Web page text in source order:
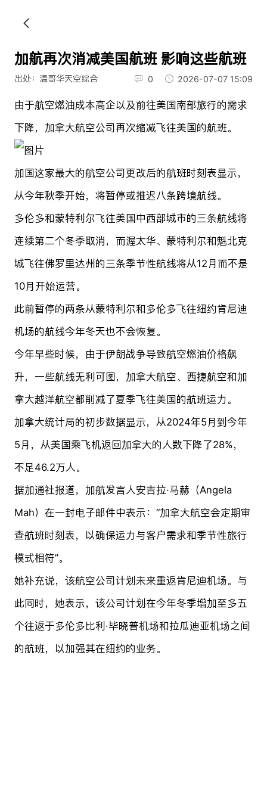
加航再次消减美国航班 影响这些航班
出处：温哥华天空综合 0 2026-07-07 15:09
由于航空燃油成本高企以及前往美国南部旅行的需求
下降，加拿大航空公司再次缩减飞往美国的航班。
加国这家最大的航空公司更改后的航班时刻表显示，
从今年秋季开始，将暂停或推迟八条跨境航线。
多伦多和蒙特利尔飞往美国中西部城市的三条航线将
连续第二个冬季取消，而渥太华、蒙特利尔和魁北克
城飞往佛罗里达州的三条季节性航线将从12月而不是
10月开始运营。
此前暂停的两条从蒙特利尔和多伦多飞往纽约肯尼迪
机场的航线今年冬天也不会恢复。
今年早些时候，由于伊朗战争导致航空燃油价格飙
升，一些航线无利可图，加拿大航空、西捷航空和加
拿大越洋航空都削减了夏季飞往美国的航班运力。
加拿大统计局的初步数据显示，从2024年5月到今年
5月，从美国乘飞机返回加拿大的人数下降了28%，
不足46.2万人。
据加通社报道，加航发言人安吉拉·马赫（Angela
Mah）在一封电子邮件中表示：“加拿大航空会定期审
查航班时刻表，以确保运力与客户需求和季节性旅行
模式相符”。
她补充说，该航空公司计划未来重返肯尼迪机场。与
此同时，她表示，该公司计划在今年冬季增加至多五
个往返于多伦多比利·毕晓普机场和拉瓜迪亚机场之间
的航班，以加强其在纽约的业务。